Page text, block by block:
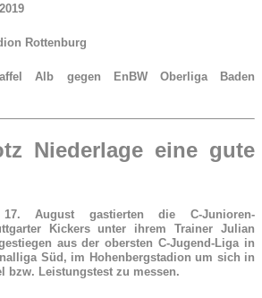
Rottenburg
Alb gegen EnBW Oberliga Baden
Niederlage eine gute
August gastierten die C-Junioren-
Kickers unter ihrem Trainer Julian
aus der obersten C-Jugend-Liga in
Süd, im Hohenbergstadion um sich in
bzw. Leistungstest zu messen.